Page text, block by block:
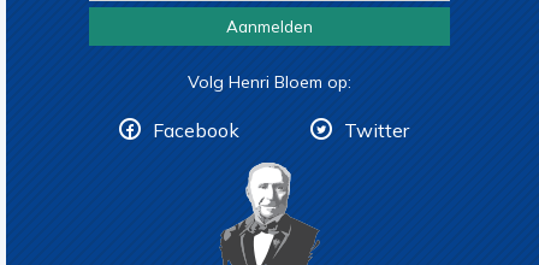
Aanmelden
Volg Henri Bloem op:
Facebook Twitter